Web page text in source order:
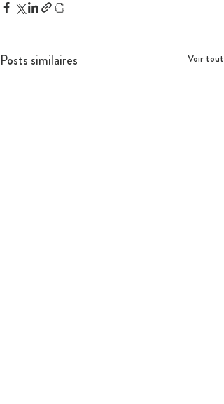
Posts similaires Voir tout